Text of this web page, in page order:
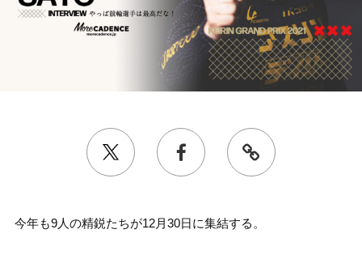
今年も9人の精鋭たちが12月30日に集結する。